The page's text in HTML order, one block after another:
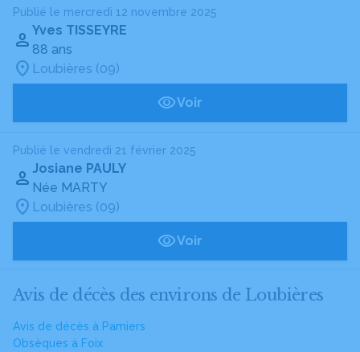
Publié le mercredi 12 novembre 2025
Yves TISSEYRE
88 ans
Loubières (09)
Voir
Publié le vendredi 21 février 2025
Josiane PAULY
Née MARTY
Loubières (09)
Voir
Avis de décès des environs de Loubières
Avis de décès à Pamiers
Obsèques à Foix